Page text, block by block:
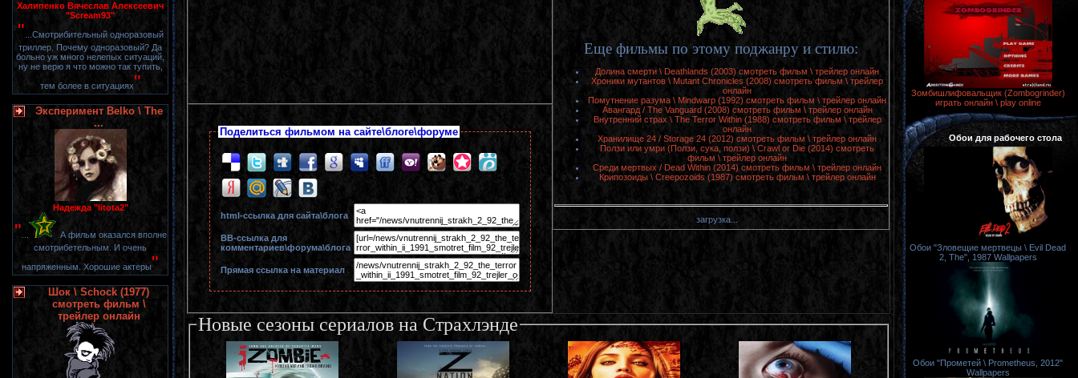
Халипенко Вячеслав Алексеевич
"Scream93"
" ...Смотрибительный одноразовый
триллер. Почему одноразовый? Да
больно уж много нелепых ситуаций,
ну не верю я что можно так тупить,
тем более в ситуациях"
Эксперимент Belko \ The
...
Надежда "litota2"
"
А фильм оказался вполне
смотрибетельным. И очень
напряженным. Хорошие актеры"
Шок \ Schock (1977)
смотреть фильм \
трейлер онлайн
Еще фильмы по этому поджанру и стилю:
Долина смерти \ Deathlands (2003) смотреть фильм \ трейлер онлайн
Хроники мутантов \ Mutant Chronicles (2008) смотреть фильм \ трейлер
онлайн
Помутнение разума \ Mindwarp (1992) смотреть фильм \ трейлер онлайн
Авангард / The Vanguard (2008) смотреть фильм \ трейлер онлайн
Внутренний страх \ The Terror Within (1988) смотреть фильм \ трейлер
онлайн
Хранилище 24 / Storage 24 (2012) смотреть фильм \ трейлер онлайн
Ползи или умри (Ползи, сука, ползи) \ Crawl or Die (2014) смотреть
фильм \ трейлер онлайн
Среди мертвых / Dead Within (2014) смотреть фильм \ трейлер онлайн
Крипозоиды \ Creepozoids (1987) смотреть фильм \ трейлер онлайн
загрузка...
Поделиться фильмом на сайте\блоге\форуме
html-cсылка для сайта\блога
BB-cсылка для
комментариев\форума\блога
Прямая ссылка на материал
Новые сезоны сериалов на Страхлэнде
Зомбишлифовальщик (Zombogrinder)
играть онлайн \ play online
Обои для рабочего стола
Обои "Зловещие мертвецы \ Evil Dead
2, The", 1987 Wallpapers
Обои "Прометей \ Prometheus, 2012"
Wallpapers